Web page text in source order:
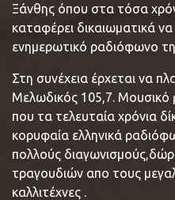
Ξάνθης όπου στα τόσα
καταφέρει δικαιωματικά
ενημερωτικό ραδιόφωνο
Στη συνέχεια έρχεται να
Μελωδικός 105,7. Μουσικό
που τα τελευταία χρόνια
κορυφαία ελληνικά
πολλούς
τραγουδιών απο τους
καλλιτέχνες .